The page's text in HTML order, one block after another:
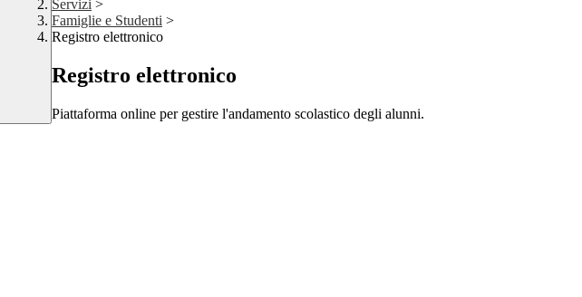
Servizi >
Famiglie e Studenti >
Registro elettronico
Registro elettronico
Piattaforma online per gestire l'andamento scolastico degli alunni.